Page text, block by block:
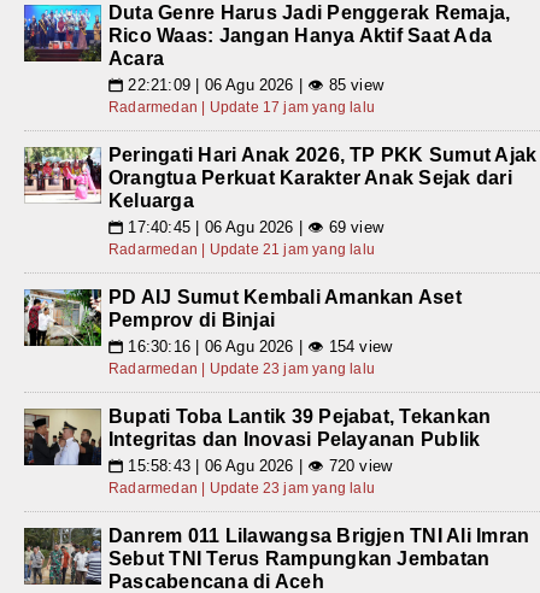
Duta Genre Harus Jadi Penggerak Remaja,
Rico Waas: Jangan Hanya Aktif Saat Ada
Acara
📅 22:21:09 | 06 Agu 2026 | 👁 85 view
Radarmedan | Update 17 jam yang lalu
Peringati Hari Anak 2026, TP PKK Sumut Ajak
Orangtua Perkuat Karakter Anak Sejak dari
Keluarga
📅 17:40:45 | 06 Agu 2026 | 👁 69 view
Radarmedan | Update 21 jam yang lalu
PD AIJ Sumut Kembali Amankan Aset
Pemprov di Binjai
📅 16:30:16 | 06 Agu 2026 | 👁 154 view
Radarmedan | Update 23 jam yang lalu
Bupati Toba Lantik 39 Pejabat, Tekankan
Integritas dan Inovasi Pelayanan Publik
📅 15:58:43 | 06 Agu 2026 | 👁 720 view
Radarmedan | Update 23 jam yang lalu
Danrem 011 Lilawangsa Brigjen TNI Ali Imran
Sebut TNI Terus Rampungkan Jembatan
Pascabencana di Aceh